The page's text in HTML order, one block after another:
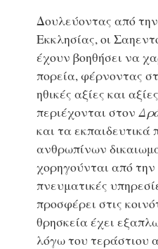
Δουλεύοντας από
Εκκλησίας, οι
έχουν βοηθήσει να
πορεία, φέρνοντας
ηθικές αξίες και
περιέχονται στον
και τα
ανθρωπίνων
χορηγούνται από την
πνευματικές
προσφέρει στις
θρησκεία έχει
λόγω του τεράστιου